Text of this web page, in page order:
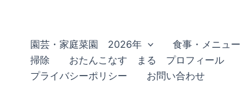
園芸・家庭菜園 2026年 食事・メニュー
掃除
おたんこなす まる プロフィール
プライバシーポリシー
お問い合わせ